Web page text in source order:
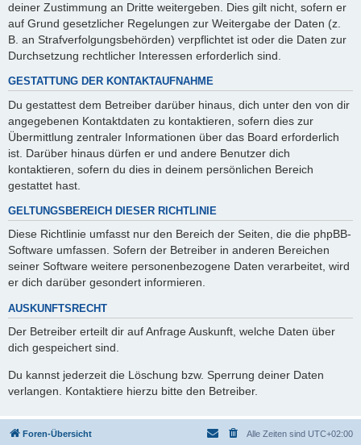
deiner Zustimmung an Dritte weitergeben. Dies gilt nicht, sofern er
auf Grund gesetzlicher Regelungen zur Weitergabe der Daten (z.
B. an Strafverfolgungsbehörden) verpflichtet ist oder die Daten zur
Durchsetzung rechtlicher Interessen erforderlich sind.
GESTATTUNG DER KONTAKTAUFNAHME
Du gestattest dem Betreiber darüber hinaus, dich unter den von dir
angegebenen Kontaktdaten zu kontaktieren, sofern dies zur
Übermittlung zentraler Informationen über das Board erforderlich
ist. Darüber hinaus dürfen er und andere Benutzer dich
kontaktieren, sofern du dies in deinem persönlichen Bereich
gestattet hast.
GELTUNGSBEREICH DIESER RICHTLINIE
Diese Richtlinie umfasst nur den Bereich der Seiten, die die phpBB-
Software umfassen. Sofern der Betreiber in anderen Bereichen
seiner Software weitere personenbezogene Daten verarbeitet, wird
er dich darüber gesondert informieren.
AUSKUNFTSRECHT
Der Betreiber erteilt dir auf Anfrage Auskunft, welche Daten über
dich gespeichert sind.
Du kannst jederzeit die Löschung bzw. Sperrung deiner Daten
verlangen. Kontaktiere hierzu bitte den Betreiber.
Foren-Übersicht Alle Zeiten sind UTC+02:00